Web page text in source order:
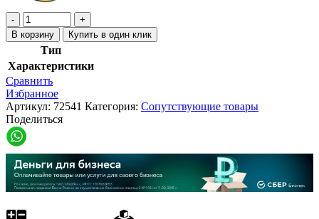
В корзину Купить в один клик
Тип
Характеристики
Сравнить
Избранное
Артикул: 72541 Категория: Сопутствующие товары
Поделиться